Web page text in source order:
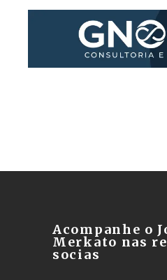
Acompanhe o
Merkato nas
socias